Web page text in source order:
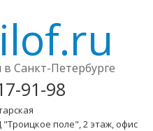
Санкт-Петербурге
91-98
поле", 2 этаж, офис